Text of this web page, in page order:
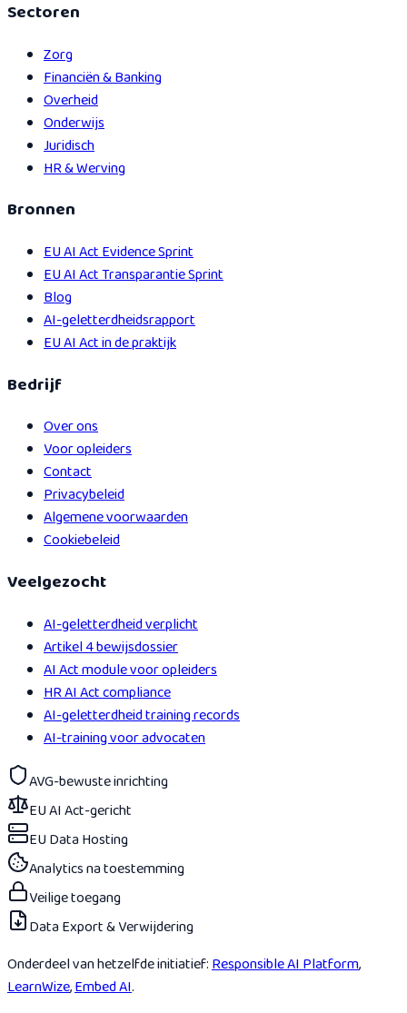
Sectoren
Zorg
Financiën & Banking
Overheid
Onderwijs
Juridisch
HR & Werving
Bronnen
EU AI Act Evidence Sprint
EU AI Act Transparantie Sprint
Blog
AI-geletterdheidsrapport
EU AI Act in de praktijk
Bedrijf
Over ons
Voor opleiders
Contact
Privacybeleid
Algemene voorwaarden
Cookiebeleid
Veelgezocht
AI-geletterdheid verplicht
Artikel 4 bewijsdossier
AI Act module voor opleiders
HR AI Act compliance
AI-geletterdheid training records
AI-training voor advocaten
AVG-bewuste inrichting
EU AI Act-gericht
EU Data Hosting
Analytics na toestemming
Veilige toegang
Data Export & Verwijdering
Onderdeel van hetzelfde initiatief:Responsible AI Platform,
LearnWize,Embed AI.